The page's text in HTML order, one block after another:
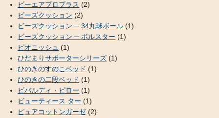
ビーエアプロプラス (2)
ビーズクッション (2)
ビーズクッション ─ 34丸球ボール (1)
ビーズクッション ─ ボルスター (1)
ピオニッシュ (1)
ひだまりサポーターシリーズ (1)
ひのきのすのこベッド (1)
ひのきの二段ベッド (1)
ビバルディ・ピロー (1)
ビューティース ター (1)
ピュアコットンガーゼ(2)